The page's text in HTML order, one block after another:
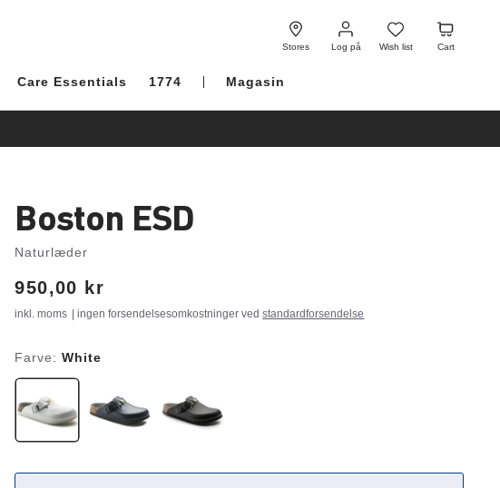
Stores Log på
Log
på
Wish list
Wish
list
Cart
Cart
Care Essentials 1774 Magasin
Boston ESD
Naturlæder
Price:
950,00 kr
inkl. moms | ingen forsendelsesomkostninger vedstandardforsendelse
Farve:White